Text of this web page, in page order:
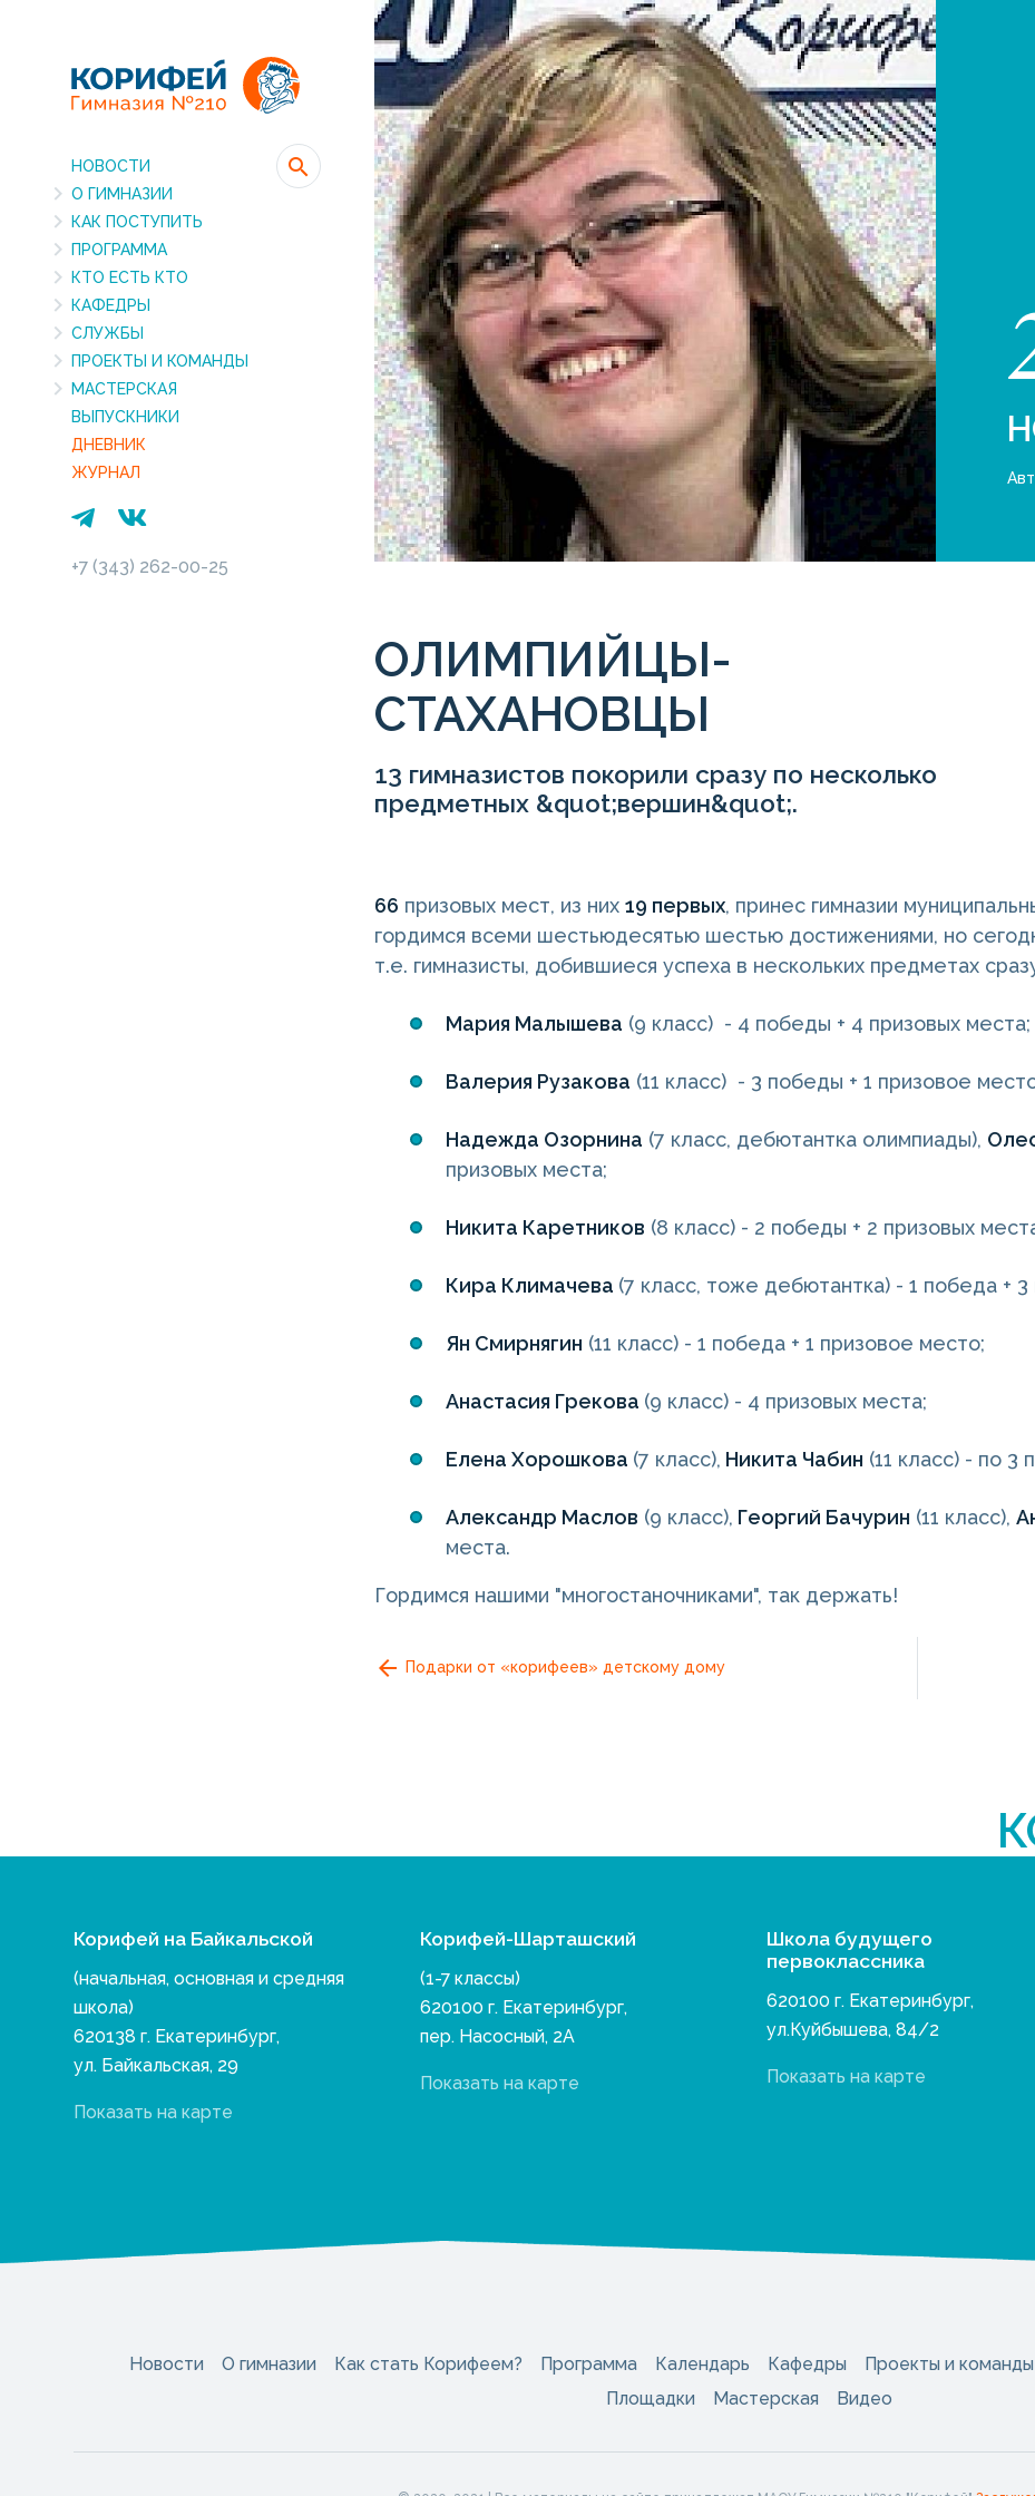
НОВОСТИ
О ГИМНАЗИИ
КАК ПОСТУПИТЬ
ПРОГРАММА
КТО ЕСТЬ КТО
КАФЕДРЫ
СЛУЖБЫ
ПРОЕКТЫ И КОМАНДЫ
МАСТЕРСКАЯ
ВЫПУСКНИКИ
ДНЕВНИК
ЖУРНАЛ
+7 (343) 262-00-25
ОЛИМПИЙЦЫ-
СТАХАНОВЦЫ
13 гимназистов покорили сразу по несколько
предметных &quot;вершин&quot;.
66 призовых мест, из них 19 первых, принес гимназии
гордимся всеми шестьюдесятью шестью достижениями, но
т.е. гимназисты, добившиеся успеха в нескольких предметах
Мария Малышева (9 класс) - 4 победы + 4 призовых места;
Валерия Рузакова (11 класс) - 3 победы + 1 призовое
Надежда Озорнина (7 класс, дебютантка олимпиады),
призовых места;
Никита Каретников (8 класс) - 2 победы + 2 призовых
Кира Климачева (7 класс, тоже дебютантка) - 1 победа + 3
Ян Смирнягин (11 класс) - 1 победа + 1 призовое место;
Анастасия Грекова (9 класс) - 4 призовых места;
Елена Хорошкова (7 класс), Никита Чабин (11 класс) - по 3
Александр Маслов (9 класс), Георгий Бачурин (11 класс),
места.
Гордимся нашими "многостаночниками", так держать!
Подарки от «корифеев» детскому дому
Корифей на Байкальской
(начальная, основная и средняя
школа)
620138 г. Екатеринбург,
ул. Байкальская, 29
Показать на карте
Корифей-Шарташский
(1-7 классы)
620100 г. Екатеринбург,
пер. Насосный, 2А
Показать на карте
Школа будущего
первоклассника
620100 г. Екатеринбург,
ул.Куйбышева, 84/2
Показать на карте
Новости О гимназии Как стать Корифеем? Программа Календарь Кафедры Проекты и команды
Площадки
Мастерская Видео